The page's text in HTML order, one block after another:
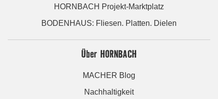
HORNBACH Projekt-Marktplatz
BODENHAUS: Fliesen. Platten. Dielen
Über HORNBACH
MACHER Blog
Nachhaltigkeit